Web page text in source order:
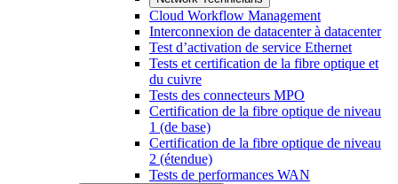
Cloud Workflow Management
Interconnexion de datacenter à datacenter
Test d’activation de service Ethernet
Tests et certification de la fibre optique et
du cuivre
Tests des connecteurs MPO
Certification de la fibre optique de niveau
1 (de base)
Certification de la fibre optique de niveau
2 (étendue)
Tests de performances WAN